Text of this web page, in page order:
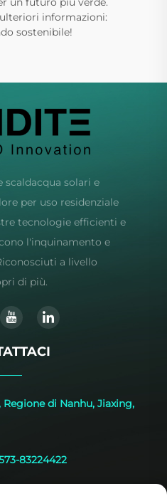
informazioni:
sostenibile!
scaldacqua solari e
per uso residenziale
tecnologie efficienti e
l'inquinamento e
a livello
di più.
di Nanhu, Jiaxing,
83224422